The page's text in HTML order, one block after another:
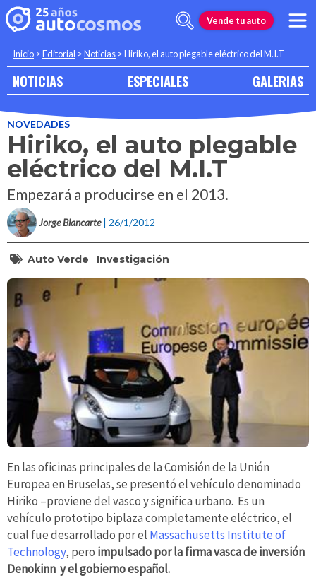
Vende tu auto
Inicio >Editorial >Noticias >Hiriko, el auto plegable eléctrico del M.I.T
NOTICIAS ESPECIALES GALERIAS
NOVEDADES
Hiriko, el auto plegable
eléctrico del M.I.T
Empezará a producirse en el 2013.
Jorge Blancarte | 26/1/2012
Auto Verde Investigación
En las oficinas principales de la Comisión de la Unión
Europea en Bruselas, se presentó el vehículo denominado
Hiriko –proviene del vasco y significa urbano. Es un
vehículo prototipo biplaza completamente eléctrico, el
cual fue desarrollado por el Massachusetts Institute of
Technology, pero impulsado por la firma vasca de inversión
Denokinn y el gobierno español.